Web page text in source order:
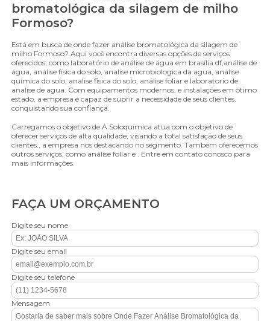
bromatológica da silagem de milho
Formoso?
Está em busca de onde fazer análise bromatológica da silagem de
milho Formoso? Aqui você encontra diversas opções de serviços
oferecidos, como laboratório de análise de água em brasília df,análise de
água, análise física do solo, analise microbiologica da agua, análise
química do solo, analise fisica do solo, análise foliar e laboratorio de
analise de agua. Com equipamentos modernos, e instalações em ótimo
estado, a empresa é capaz de suprir a necessidade de seus clientes,
conquistando sua confiança.
Carregamos o objetivo de A Soloquímica atua com o objetivo de
oferecer serviços de alta qualidade, visando a total satisfação de seus
clientes., a empresa nos destacando no segmento. Também oferecemos
outros serviços, como análise foliar e . Entre em contato conosco para
mais informações.
FAÇA UM ORÇAMENTO
Digite seu nome
Digite seu email
Digite seu telefone
Mensagem